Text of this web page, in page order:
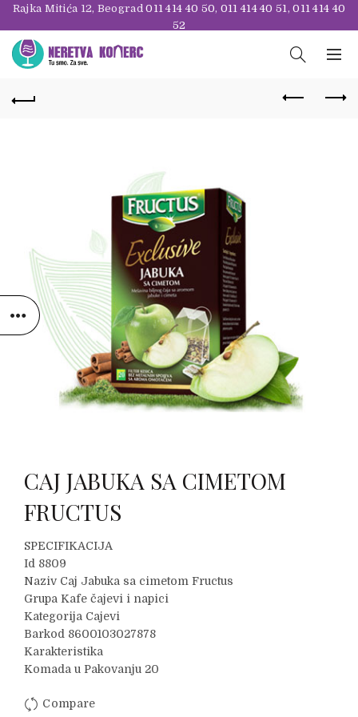
Rajka Mitića 12, Beograd011 414 40 50, 011 414 40 51,011 414 40
52
CAJ JABUKA SA CIMETOM
FRUCTUS
SPECIFIKACIJA
Id 8809
Naziv Caj Jabuka sa cimetom Fructus
Grupa Kafe čajevi i napici
Kategorija Cajevi
Barkod 8600103027878
Karakteristika
Komada u Pakovanju 20
Compare